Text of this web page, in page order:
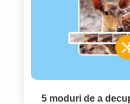
5 moduri de a